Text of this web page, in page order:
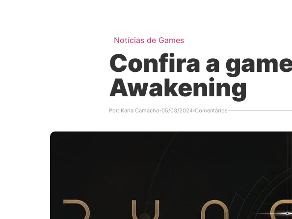
Notícias de Games
Confira a
Awakening
Por: Karla Camacho 05/03/2024 Comentários